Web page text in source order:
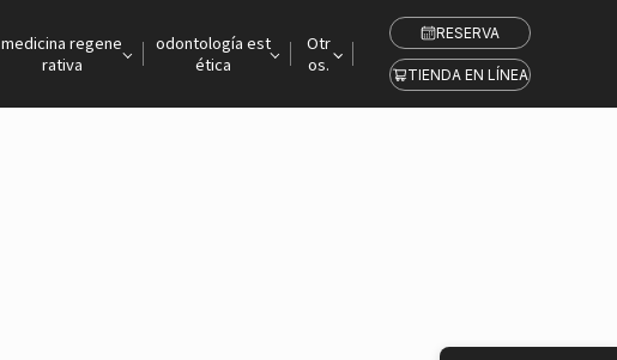
medicina regene
rativa
odontología est
ética
Otr
os.
RESERVA
TIENDA EN LÍNEA